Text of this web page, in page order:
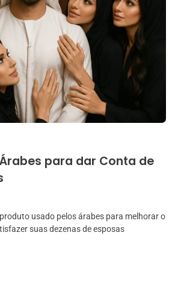
para dar Conta de
usado pelos árabes para melhorar o
suas dezenas de esposas